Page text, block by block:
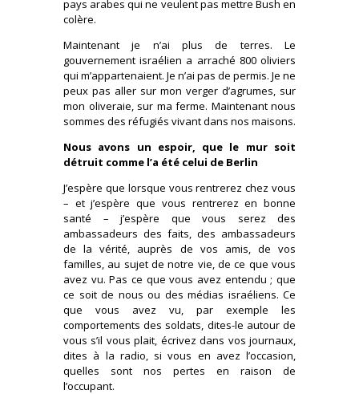
pays arabes qui ne veulent pas mettre Bush en
colère.
Maintenant je n’ai plus de terres. Le
gouvernement israélien a arraché 800 oliviers
qui m’appartenaient. Je n’ai pas de permis. Je ne
peux pas aller sur mon verger d’agrumes, sur
mon oliveraie, sur ma ferme. Maintenant nous
sommes des réfugiés vivant dans nos maisons.
Nous avons un espoir, que le mur soit
détruit comme l’a été celui de Berlin
J’espère que lorsque vous rentrerez chez vous
– et j’espère que vous rentrerez en bonne
santé – j’espère que vous serez des
ambassadeurs des faits, des ambassadeurs
de la vérité, auprès de vos amis, de vos
familles, au sujet de notre vie, de ce que vous
avez vu. Pas ce que vous avez entendu ; que
ce soit de nous ou des médias israéliens. Ce
que vous avez vu, par exemple les
comportements des soldats, dites-le autour de
vous s’il vous plait, écrivez dans vos journaux,
dites à la radio, si vous en avez l’occasion,
quelles sont nos pertes en raison de
l’occupant.